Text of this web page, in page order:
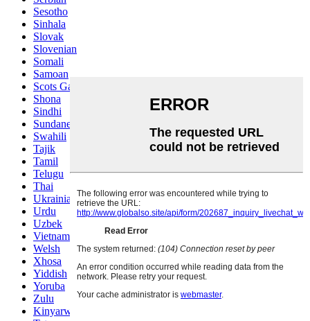
Sesotho
Sinhala
Slovak
Slovenian
Somali
Samoan
Scots Gaelic
Shona
Sindhi
Sundanese
Swahili
Tajik
Tamil
Telugu
Thai
Ukrainian
Urdu
Uzbek
Vietnamese
Welsh
Xhosa
Yiddish
Yoruba
Zulu
Kinyarwanda